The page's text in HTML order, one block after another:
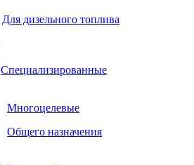
Для дизельного топлива
Специализированные
Многоцелевые
Общего назначения